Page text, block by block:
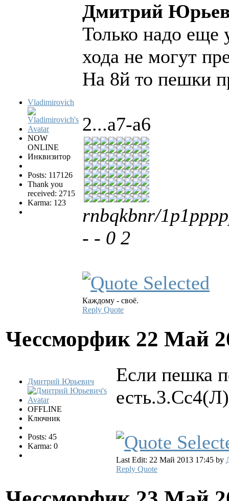
Vladimirovich
NOW
ONLINE
Инквизитор
Posts: 117126
Thank you
received: 2715
Karma: 123
Дмитрий
Только надо еще
хода не могут
На 8й то пешки
2...a7-a6
rnbqkbnr/
- - 0 2
Каждому - своё.
Reply Quote
Чессморфик 22 Май
Дмитрий Юрьевич
OFFLINE
Ключник
Posts: 45
Karma: 0
Если пешка
Last Edit: 22 Май 2013 17:45 by
Reply Quote